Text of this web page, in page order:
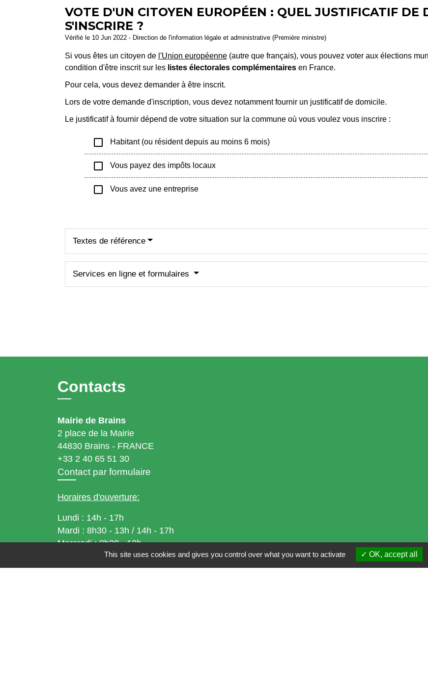
VOTE D'UN CITOYEN EUROPÉEN : QUEL JUSTIFICATIF DE
S'INSCRIRE ?
Vérifié le 10 Jun 2022 - Direction de l'information légale et administrative (Première ministre)
Si vous êtes un citoyen de l'Union européenne (autre que français), vous pouvez voter aux élections
condition d'être inscrit sur les listes électorales complémentaires en France.
Pour cela, vous devez demander à être inscrit.
Lors de votre demande d'inscription, vous devez notamment fournir un justificatif de domicile.
Le justificatif à fournir dépend de votre situation sur la commune où vous voulez vous inscrire :
check_box_outline_blank Habitant (ou résident depuis au moins 6 mois)
check_box_outline_blank Vous payez des impôts locaux
check_box_outline_blank Vous avez une entreprise
Textes de référence
Services en ligne et formulaires
Contacts
Mairie de Brains
2 place de la Mairie
44830 Brains - FRANCE
+33 2 40 65 51 30
Contact par formulaire
Horaires d'ouverture:
Lundi : 14h - 17h
Mardi : 8h30 - 13h / 14h - 17h
Mercredi : 8h30 - 13h
Jeudi : 8h30 - 13h
Vendredi : 8h30 - 13h / 14h - 17h
This site uses cookies and gives you control over what you want to activate OK, accept all